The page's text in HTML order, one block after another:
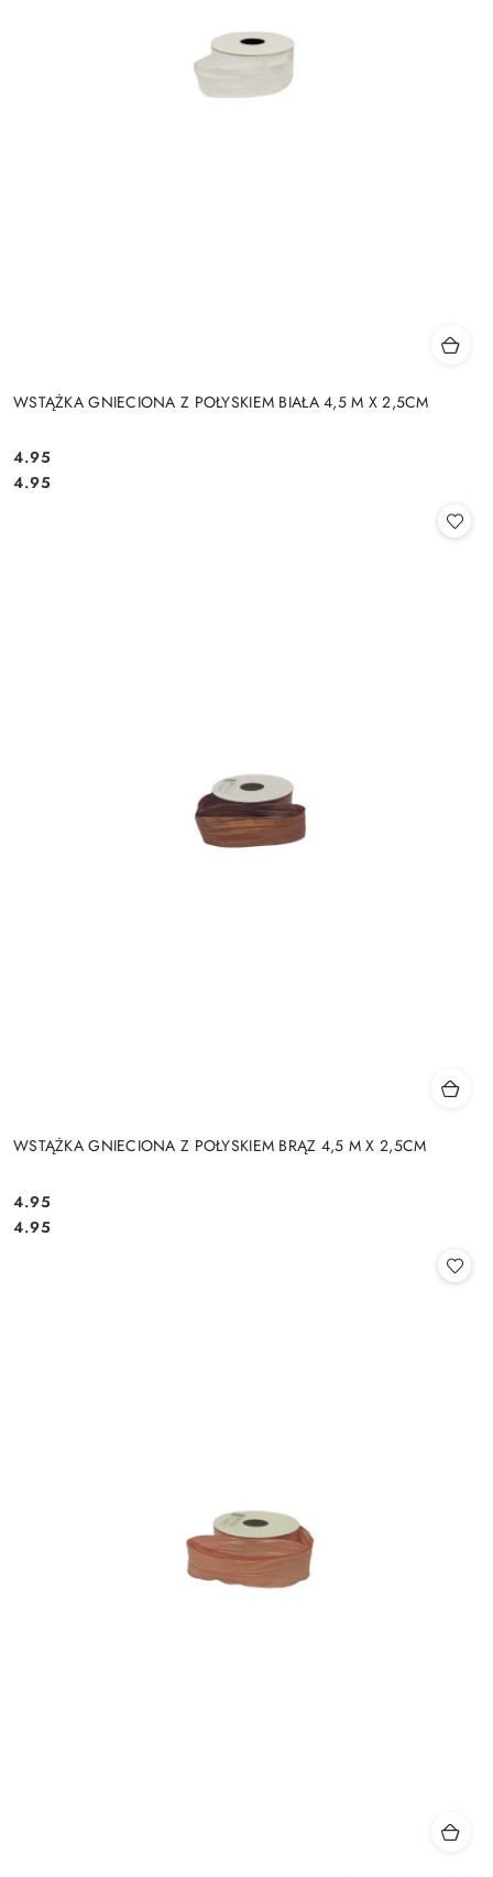
WSTĄŻKA GNIECIONA Z POŁYSKIEM BIAŁA 4,5 M X 2,5CM
Cena:
4.95
Cena:
4.95
WSTĄŻKA GNIECIONA Z POŁYSKIEM BRĄZ 4,5 M X 2,5CM
Cena:
4.95
Cena:
4.95